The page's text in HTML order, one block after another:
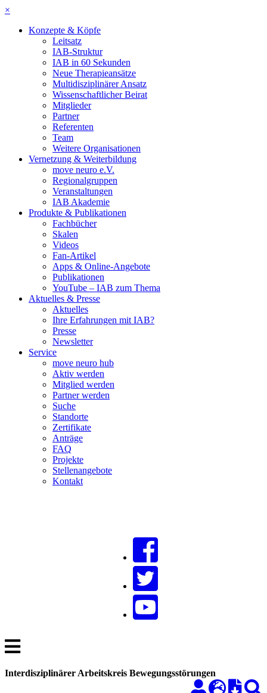
×
Konzepte & Köpfe
Leitsatz
IAB-Struktur
IAB in 60 Sekunden
Neue Therapieansätze
Multidisziplinärer Ansatz
Wissenschaftlicher Beirat
Mitglieder
Partner
Referenten
Team
Weitere Organisationen
Vernetzung & Weiterbildung
move neuro e.V.
Regionalgruppen
Veranstaltungen
IAB Akademie
Produkte & Publikationen
Fachbücher
Skalen
Videos
Fan-Artikel
Apps & Online-Angebote
Publikationen
YouTube – IAB zum Thema
Aktuelles & Presse
Aktuelles
Ihre Erfahrungen mit IAB?
Presse
Newsletter
Service
move neuro hub
Aktiv werden
Mitglied werden
Partner werden
Suche
Standorte
Zertifikate
Anträge
FAQ
Projekte
Stellenangebote
Kontakt
Interdisziplinärer Arbeitskreis Bewegungsstörungen